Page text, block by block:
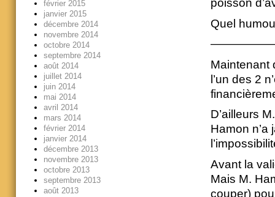
poisson
Quel
Maintenant
l’un des 2
D’ailleurs
Hamon
Avant la
Mais M.
couper)
février 2015
janvier 2015
décembre 2014
novembre 2014
octobre 2014
septembre 2014
août 2014
juillet 2014
juin 2014
mai 2014
avril 2014
mars 2014
février 2014
janvier 2014
décembre 2013
novembre 2013
octobre 2013
septembre 2013
août 2013